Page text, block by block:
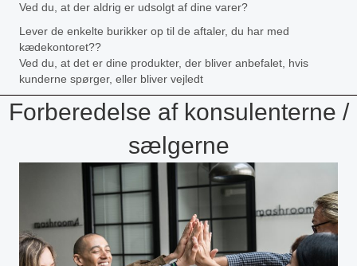
Ved du, at der aldrig er udsolgt af dine varer?
Lever de enkelte burikker op til de aftaler, du har med
kædekontoret??
Ved du, at det er dine produkter, der bliver anbefalet, hvis
kunderne spørger, eller bliver vejledt
Forberedelse af konsulenterne /
sælgerne